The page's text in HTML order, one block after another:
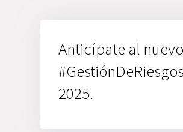
Anticípate al
2025.